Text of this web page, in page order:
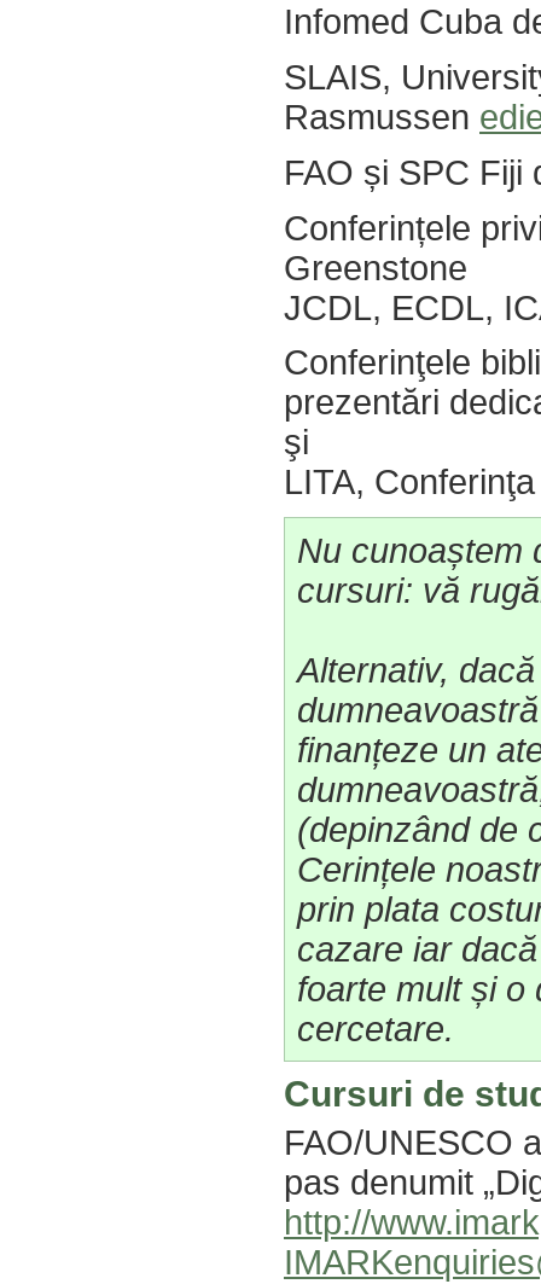
Infomed Cuba
SLAIS,
Rasmussen
FAO și SPC
Conferințele
Greenstone
JCDL, ECDL,
Conferinţele
prezentări
şi
LITA,
Nu cunoaștem
cursuri: vă
Alternativ,
finanțeze un
(depinzând de
Cerințele
prin plata
cazare iar
foarte mult și o
cercetare.
Cursuri de
FAO/UNESCO
pas denumit
http://